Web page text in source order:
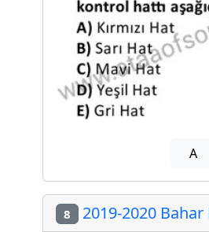
A
8 2019-2020 Bahar